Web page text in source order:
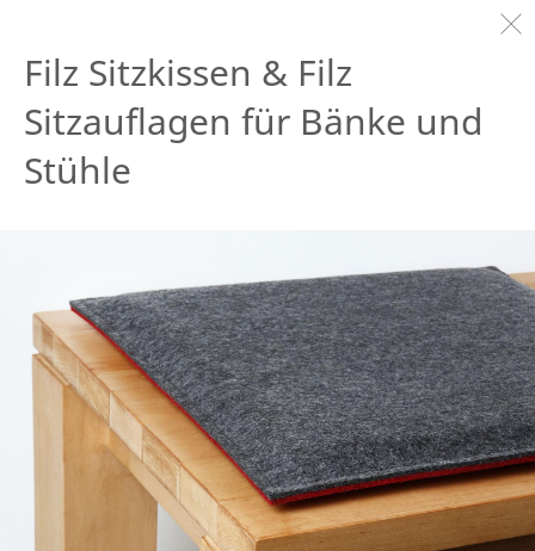
Filz Sitzkissen & Filz
Sitzauflagen für Bänke und
Stühle